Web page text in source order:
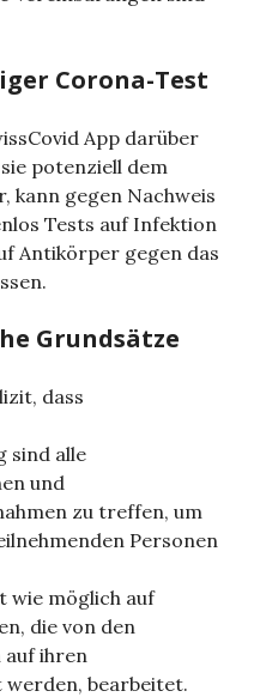
Corona-Test
App darüber
potenziell dem
kann gegen Nachweis
Tests auf Infektion
Antikörper gegen das
Grundsätze
dass
sind alle
und
zu treffen, um
Personen
wie möglich auf
die von den
auf ihren
bearbeitet.